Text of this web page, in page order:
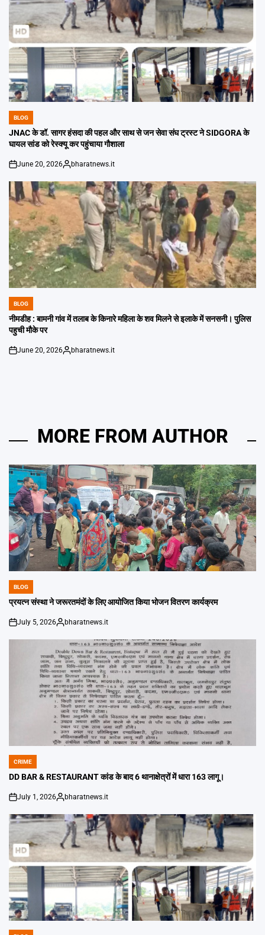
POSTED
IN
BLOG
JNAC के डॉ. सागर हंसदा की पहल और साथ से जन सेवा संघ ट्रस्ट ने SIDGORA के
घायल सांड को रेस्क्यू कर पहुंचाया गौशाला
on
June 20, 2026
Posted
bharatnews.it
POSTED
IN
BLOG
नीमडीह : बामनी गांव में तलाब के किनारे महिला के शव मिलने से इलाके में सनसनी। पुलिस
पहुची मौके पर
on
June 20, 2026
Posted
bharatnews.it
MORE FROM AUTHOR
POSTED
IN
BLOG
प्रयत्न संस्था ने जरूरतमंदों के लिए आयोजित किया भोजन वितरण कार्यक्रम
on
July 5, 2026
Posted
bharatnews.it
POSTED
IN
CRIME
DD BAR & RESTAURANT कांड के बाद 6 थानाक्षेत्रों में धारा 163 लागू।
on
July 1, 2026
Posted
bharatnews.it